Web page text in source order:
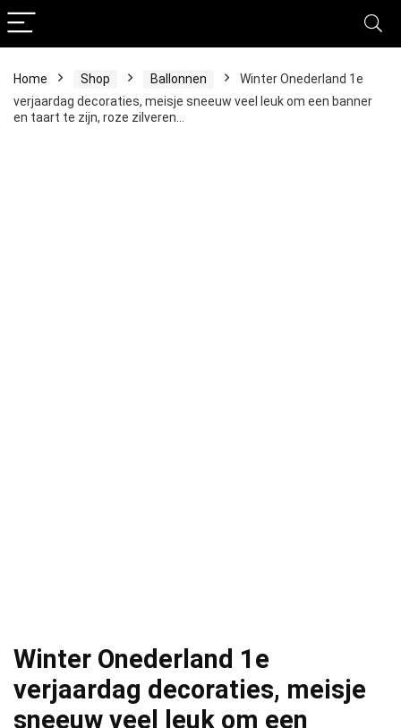
Home Shop Ballonnen
Winter Onederland 1e
verjaardag decoraties, meisje sneeuw veel leuk om een banner
en taart te zijn, roze zilveren…
Winter Onederland 1e
verjaardag decoraties, meisje
sneeuw veel leuk om een